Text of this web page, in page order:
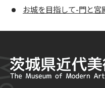
お城を目指して-門と宮